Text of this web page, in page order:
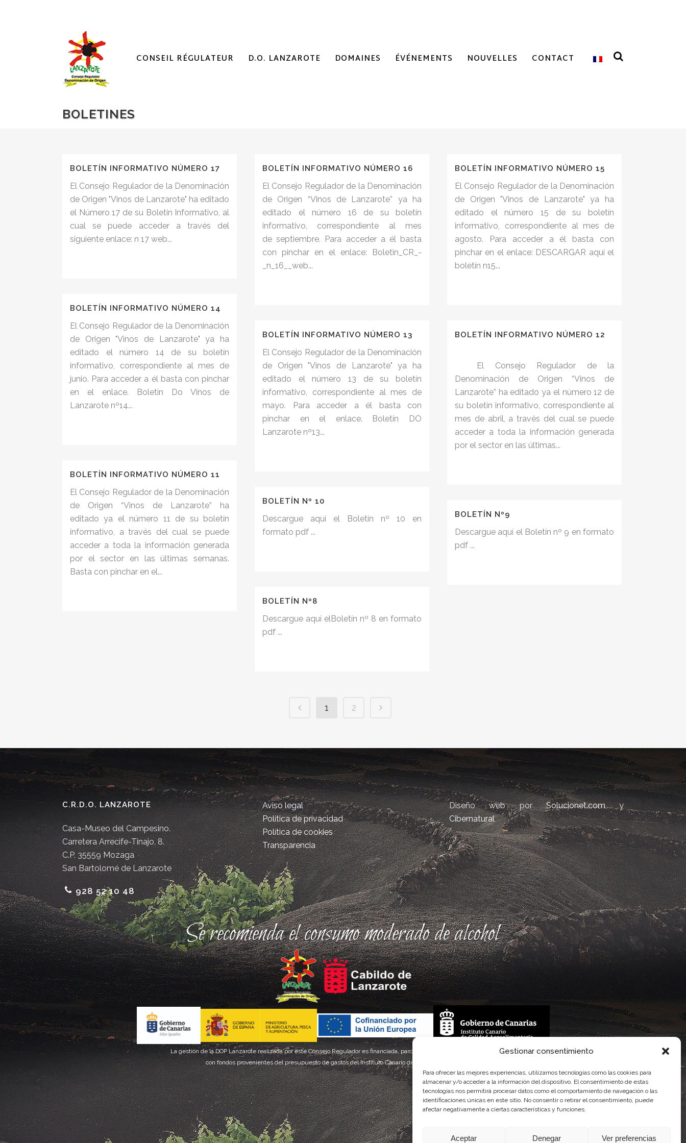
Gestionar consentimiento
Para ofrecer las mejores experiencias, utilizamos tecnologías como las cookies para
almacenar y/o acceder a la información del dispositivo. El consentimiento de estas
tecnologías nos permitirá procesar datos como el comportamiento de navegación o las
identificaciones únicas en este sitio. No consentir o retirar el consentimiento, puede
afectar negativamente a ciertas características y funciones.
Aceptar Denegar Ver preferencias
CONSEIL RÉGULATEUR D.O. LANZAROTE DOMAINES ÉVÉNEMENTS NOUVELLES CONTACT
BOLETINES
BOLETÍN INFORMATIVO NÚMERO 17
El Consejo Regulador de la Denominación
de Origen "Vinos de Lanzarote" ha editado
el Número 17 de su Boletín Informativo, al
cual se puede acceder a través del
siguiente enlace: n 17 web...
BOLETÍN INFORMATIVO NÚMERO 16
El Consejo Regulador de la Denominación
de Origen “Vinos de Lanzarote” ya ha
editado el número 16 de su boletín
informativo, correspondiente al mes
de septiembre. Para acceder a él basta
con pinchar en el enlace: Boletin_CR_-
_n_16__web...
BOLETÍN INFORMATIVO NÚMERO 15
El Consejo Regulador de la Denominación
de Origen "Vinos de Lanzarote" ya ha
editado el número 15 de su boletín
informativo, correspondiente al mes de
agosto. Para acceder a él basta con
pinchar en el enlace: DESCARGAR aquí el
boletín n15...
BOLETÍN INFORMATIVO NÚMERO 14
El Consejo Regulador de la Denominación
de Origen "Vinos de Lanzarote" ya ha
editado el número 14 de su boletín
informativo, correspondiente al mes de
junio. Para acceder a él basta con pinchar
en el enlace. Boletín Do Vinos de
Lanzarote nº14...
BOLETÍN INFORMATIVO NÚMERO 13
El Consejo Regulador de la Denominación
de Origen "Vinos de Lanzarote" ya ha
editado el número 13 de su boletín
informativo, correspondiente al mes de
mayo. Para acceder a él basta con
pinchar en el enlace. Boletín DO
Lanzarote nº13...
BOLETÍN INFORMATIVO NÚMERO 12
El Consejo Regulador de la
Denominación de Origen “Vinos de
Lanzarote” ha editado ya el número 12 de
su boletín informativo, correspondiente al
mes de abril, a través del cual se puede
acceder a toda la información generada
por el sector en las últimas...
BOLETÍN INFORMATIVO NÚMERO 11
El Consejo Regulador de la Denominación
de Origen “Vinos de Lanzarote” ha
editado ya el número 11 de su boletín
informativo, a través del cual se puede
acceder a toda la información generada
por el sector en las últimas semanas.
Basta con pinchar en el...
BOLETÍN Nº 10
Descargue aquí el Boletín nº 10 en
formato pdf ...
BOLETÍN Nº9
Descargue aquí el Boletín nº 9 en formato
pdf ...
BOLETÍN Nº8
Descargue aquí elBoletín nº 8 en formato
pdf ...
1 2
C.R.D.O. LANZAROTE
Casa-Museo del Campesino.
Carretera Arrecife-Tinajo, 8.
C.P. 35559 Mozaga
San Bartolomé de Lanzarote
928 52 10 48
Aviso legal
Política de privacidad
Política de cookies
Transparencia
Diseño web porSolucionet.comy
Cibernatural
Se recomienda el consumo moderado de alcohol
La gestión de la DOP Lanzarote realizada por este Consejo Regulador es financiada, parcialmente, por el Gobierno de Canarias
con fondos provenientes del presupuesto de gastos del Instituto Canario de Calidad Agroalimentaria